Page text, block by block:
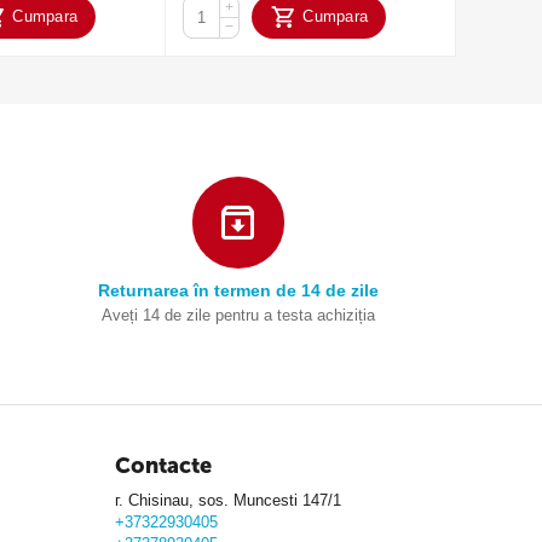
Cumpara
+
−
Cumpara
Returnarea în termen de 14 de zile
Aveți 14 de zile pentru a testa achiziția
Contacte
г. Chisinau, sos. Muncesti 147/1
+37322930405